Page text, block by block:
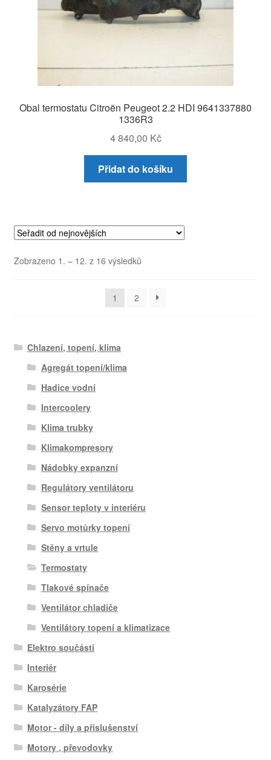
Obal termostatu Citroën Peugeot 2.2 HDI 9641337880
1336R3
4 840,00 Kč
Přidat do košíku
Zobrazeno 1. – 12. z 16 výsledkůSeřazeno
1
2
Chlazení, topení, klima
Agregát topení/klima
Hadice vodní
Intercoolery
Klima trubky
Klimakompresory
Nádobky expanzní
Regulátory ventilátoru
Sensor teploty v interiéru
Servo motůrky topení
Stěny a vrtule
Termostaty
Tlakové spínače
Ventilátor chladiče
Ventilátory topení a klimatizace
Elektro součásti
Interiér
Karosérie
Katalyzátory FAP
Motor - díly a příslušenství
Motory , převodovky